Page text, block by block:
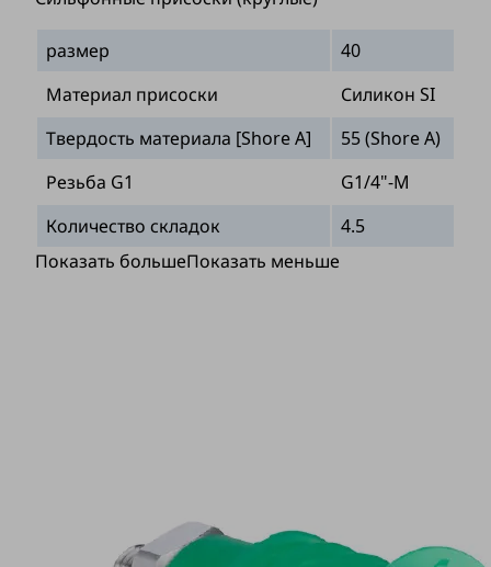
размер
40
Материал присоски
Силикон SI
Твердость материала [Shore A]
55 (Shore A)
Резьба G1
G1/4"-M
Количество складок
4.5
Показать большеПоказать меньше